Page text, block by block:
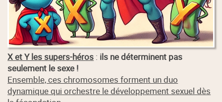
X et Y les supers-héros : ils ne déterminent pas
seulement le sexe !
Ensemble, ces chromosomes forment un duo
dynamique qui orchestre le développement sexuel dès